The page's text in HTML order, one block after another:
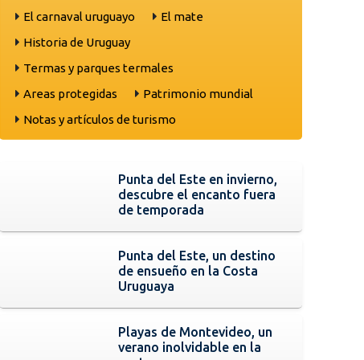
El carnaval uruguayo
El mate
Historia de Uruguay
Termas y parques termales
Areas protegidas
Patrimonio mundial
Notas y artículos de turismo
Punta del Este en invierno,
descubre el encanto fuera
de temporada
Punta del Este, un destino
de ensueño en la Costa
Uruguaya
Playas de Montevideo, un
verano inolvidable en la